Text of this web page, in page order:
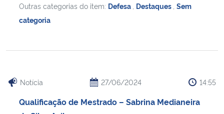
Outras categorias do item: Defesa Destaques Sem
categoria
Notícia 27/06/2024 14:55
Qualificação de Mestrado – Sabrina Medianeira